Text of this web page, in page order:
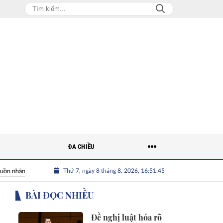
lực Việt Nhân tài Việt Nam Giải bài toán nguồn nhân
Thứ 7, ngày 8 tháng 8, 2026, 16:51:46
ĐA CHIỀU
BÀI ĐỌC NHIỀU
Đề nghị luật hóa rõ